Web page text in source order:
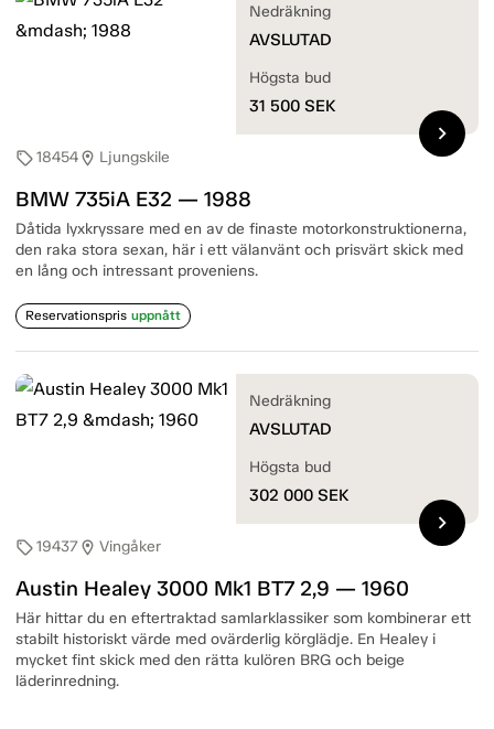
sell18454location_on Ljungskile
BMW 735iA E32 — 1988
Dåtida lyxkryssare med en av de finaste motorkonstruktionerna,
den raka stora sexan, här i ett välanvänt och prisvärt skick med
en lång och intressant proveniens.
Reservationspris uppnått
Nedräkning
AVSLUTAD
Högsta bud
31 500 SEK
chevron_right
sell19437location_on Vingåker
Austin Healey 3000 Mk1 BT7 2,9 — 1960
Här hittar du en eftertraktad samlarklassiker som kombinerar ett
stabilt historiskt värde med ovärderlig körglädje. En Healey i
mycket fint skick med den rätta kulören BRG och beige
läderinredning.
Nedräkning
AVSLUTAD
Högsta bud
302 000 SEK
chevron_right